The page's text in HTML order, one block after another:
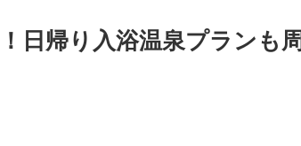
日帰り入浴温泉プランも